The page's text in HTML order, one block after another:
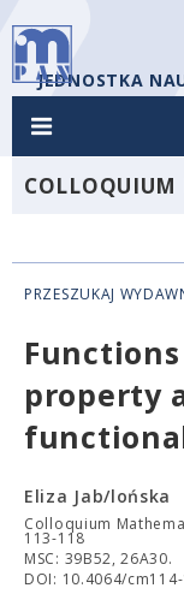
JEDNOSTKA
PRZESZUKAJ
property
Eliza Jab/lońska
Colloquium
113-118
MSC: 39B52, 26A30.
DOI: 10.4064/